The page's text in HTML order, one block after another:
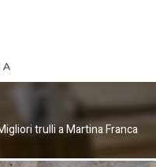
trulli a Martina Franca